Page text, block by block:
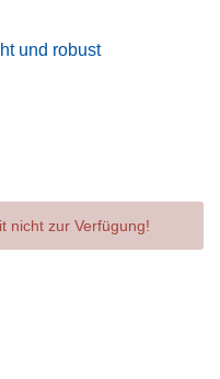
und robust
nicht zur Verfügung!